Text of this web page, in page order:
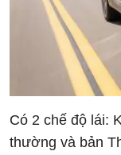
Có 2 chế độ lái:
thường và bản